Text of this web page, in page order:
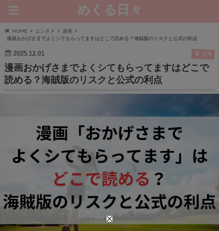
めくる日々
HOME エンタメ
漫画
漫画おかげさまでよくシてもらってますはどこで読める？海賊版のリスクと公式の利点
2025.12.01 漫画
漫画おかげさまでよくシてもらってますはどこで
読める？海賊版のリスクと公式の利点